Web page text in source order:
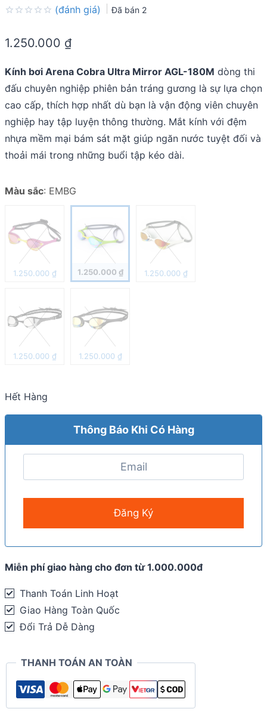
out
(đánh giá) Đã bán 2
1.250.000 ₫
Kính bơi Arena Cobra Ultra Mirror AGL-180M dòng thi
đấu chuyên nghiệp phiên bản tráng gương là sự lựa chọn
cao cấp, thích hợp nhất dù bạn là vận động viên chuyên
nghiệp hay tập luyện thông thường. Mắt kính với đệm
nhựa mềm mại bám sát mặt giúp ngăn nước tuyệt đối và
thoải mái trong những buổi tập kéo dài.
Màu sắc: EMBG
1.250.000 ₫ 1.250.000 ₫ 1.250.000 ₫
1.250.000 ₫ 1.250.000 ₫
Hết Hàng
Thông Báo Khi Có Hàng
Miễn phí giao hàng cho đơn từ 1.000.000đ
Thanh Toán Linh Hoạt
Giao Hàng Toàn Quốc
Đổi Trả Dễ Dàng
THANH TOÁN AN TOÀN